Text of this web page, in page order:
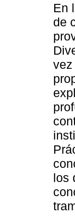
En
de
vez
los